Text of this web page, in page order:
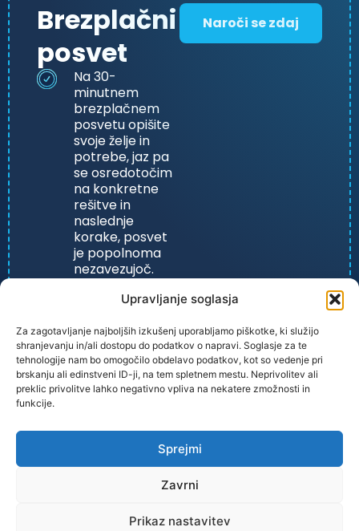
Upravljanje soglasja
Za zagotavljanje najboljših izkušenj uporabljamo piškotke, ki služijo
shranjevanju in/ali dostopu do podatkov o napravi. Soglasje za te
tehnologije nam bo omogočilo obdelavo podatkov, kot so vedenje pri
brskanju ali edinstveni ID-ji, na tem spletnem mestu. Neprivolitev ali
preklic privolitve lahko negativno vpliva na nekatere zmožnosti in
funkcije.
Sprejmi
Zavrni
Prikaz nastavitev
Brezplačni
posvet
Na 30-
minutnem
brezplačnem
posvetu opišite
svoje želje in
potrebe, jaz pa
se osredotočim
na konkretne
rešitve in
naslednje
korake, posvet
je popolnoma
nezavezujoč.
Naroči se zdaj
PRAVILNIK ZASEBONOSTI